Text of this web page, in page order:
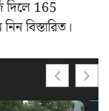
দিলে 165
বিস্তারিত।